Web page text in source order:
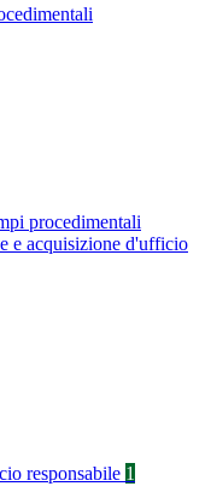
procedimentali
e acquisizione d'ufficio
responsabile 1